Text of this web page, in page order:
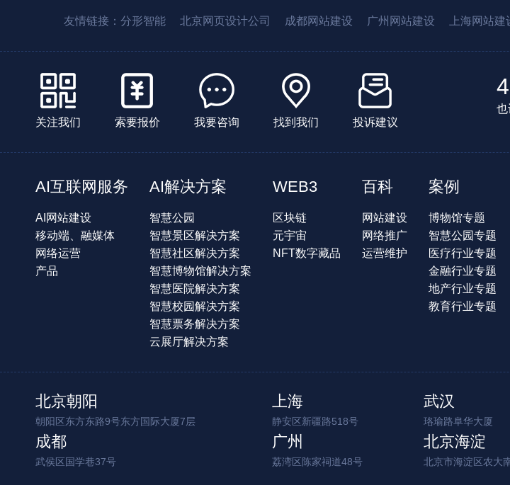
友情链接： 分形智能 北京网页设计公司 成都网站建设 广州网站建设 上海网站建
关注我们 索要报价 我要咨询 找到我们 投诉建议
也
AI互联网服务
AI网站建设
移动端、融媒体
网络运营
产品
AI解决方案
智慧公园
智慧景区解决方案
智慧社区解决方案
智慧博物馆解决方案
智慧医院解决方案
智慧校园解决方案
智慧票务解决方案
云展厅解决方案
WEB3
区块链
元宇宙
NFT数字藏品
百科
网站建设
网络推广
运营维护
案例
博物馆专题
智慧公园专题
医疗行业专题
金融行业专题
地产行业专题
教育行业专题
北京朝阳
朝阳区东方东路9号东方国际大厦7层
上海
静安区新疆路518号
武汉
珞瑜路阜华大厦
成都
武侯区国学巷37号
广州
荔湾区陈家祠道48号
北京海淀
北京市海淀区农大